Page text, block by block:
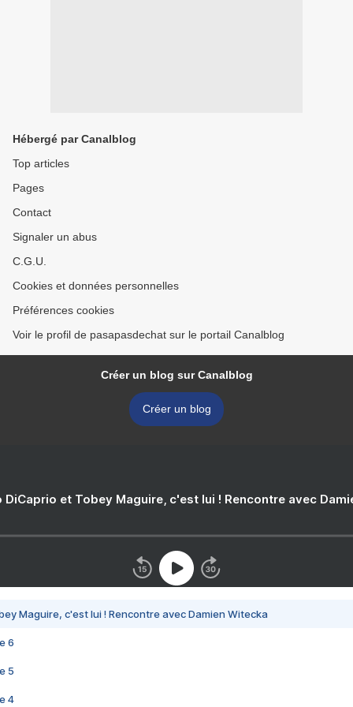
Hébergé par Canalblog
Top articles
Pages
Contact
Signaler un abus
C.G.U.
Cookies et données personnelles
Préférences cookies
Voir le profil de pasapasdechat sur le portail Canalblog
Créer un blog sur Canalblog
Créer un blog
DiCaprio et Tobey Maguire, c'est lui ! Rencontre avec
Maguire, c'est lui ! Rencontre avec Damien Witecka
6
5
4